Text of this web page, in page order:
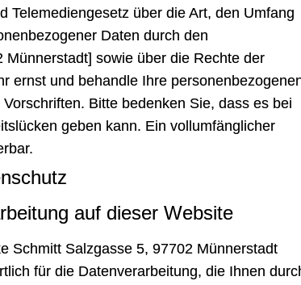
Telemediengesetz über die Art, den Umfang
Daten durch den
sowie über die Rechte der
ernst und behandle Ihre
Bitte bedenken Sie, dass es bei
geben kann. Ein vollumfänglicher
auf dieser Website
Schmitt Salzgasse 5, 97702 Münnerstadt
für die Datenverarbeitung, die Ihnen